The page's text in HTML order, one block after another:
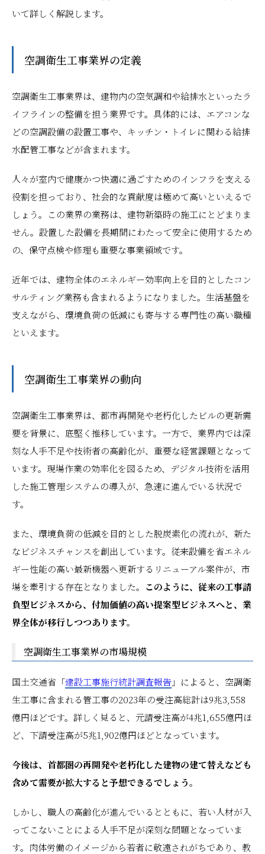
いて詳しく解説します。
空調衛生工事業界の定義
空調衛生工事業界は、建物内の空気調和や給排水といったラ
イフラインの整備を担う業界です。具体的には、エアコンな
どの空調設備の設置工事や、キッチン・トイレに関わる給排
水配管工事などが含まれます。
人々が室内で健康かつ快適に過ごすためのインフラを支える
役割を担っており、社会的な貢献度は極めて高いといえるで
しょう。この業界の業務は、建物新築時の施工にとどまりま
せん。設置した設備を長期間にわたって安全に使用するため
の、保守点検や修理も重要な事業領域です。
近年では、建物全体のエネルギー効率向上を目的としたコン
サルティング業務も含まれるようになりました。生活基盤を
支えながら、環境負荷の低減にも寄与する専門性の高い職種
といえます。
空調衛生工事業界の動向
空調衛生工事業界は、都市再開発や老朽化したビルの更新需
要を背景に、底堅く推移しています。一方で、業界内では深
刻な人手不足や技術者の高齢化が、重要な経営課題となって
います。現場作業の効率化を図るため、デジタル技術を活用
した施工管理システムの導入が、急速に進んでいる状況で
す。
また、環境負荷の低減を目的とした脱炭素化の流れが、新た
なビジネスチャンスを創出しています。従来設備を省エネル
ギー性能の高い最新機器へ更新するリニューアル案件が、市
場を牽引する存在となりました。 このように、従来の工事請
負型ビジネスから、付加価値の高い提案型ビジネスへと、業
界全体が移行しつつあります。
空調衛生工事業界の市場規模
国土交通省「建設工事施行統計調査報告」によると、空調衛
生工事に含まれる管工事の2023年の受注高総計は9兆3,558
億円ほどです。詳しく見ると、元請受注高が4兆1,655億円ほ
ど、下請受注高が5兆1,902億円ほどとなっています。
今後は、首都圏の再開発や老朽化した建物の建て替えなども
含めて需要が拡大すると予想できるでしょう。
しかし、職人の高齢化が進んでいるとともに、若い人材が入
ってこないことによる人手不足が深刻な問題となっていま
す。肉体労働のイメージから若者に敬遠されがちであり、教